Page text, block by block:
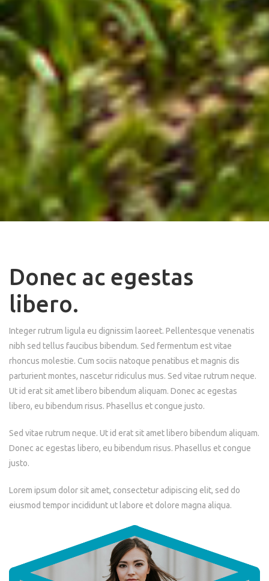
Donec ac egestas
libero.
Integer rutrum ligula eu dignissim laoreet. Pellentesque venenatis
nibh sed tellus faucibus bibendum. Sed fermentum est vitae
rhoncus molestie. Cum sociis natoque penatibus et magnis dis
parturient montes, nascetur ridiculus mus. Sed vitae rutrum neque.
Ut id erat sit amet libero bibendum aliquam. Donec ac egestas
libero, eu bibendum risus. Phasellus et congue justo.
Sed vitae rutrum neque. Ut id erat sit amet libero bibendum aliquam.
Donec ac egestas libero, eu bibendum risus. Phasellus et congue
justo.
Lorem ipsum dolor sit amet, consectetur adipiscing elit, sed do
eiusmod tempor incididunt ut labore et dolore magna aliqua.